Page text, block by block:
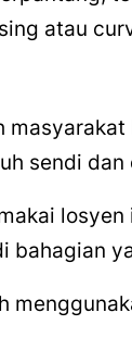
atau
sendi dan
bahagian